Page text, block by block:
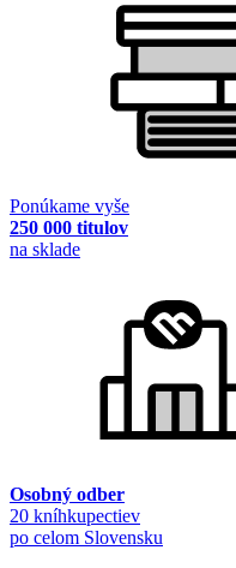
Ponúkame vyše
250 000 titulov
na sklade
Osobný odber
20 kníhkupectiev
po celom Slovensku